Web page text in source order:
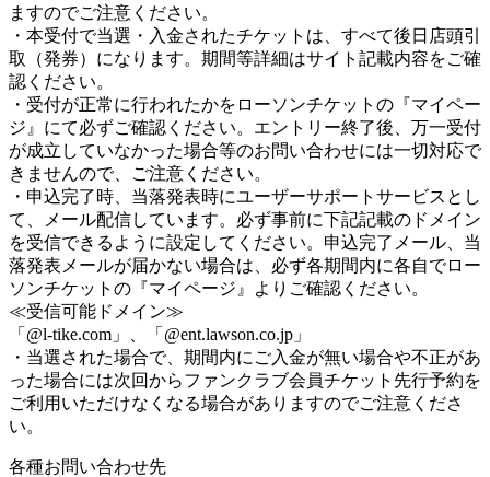
ますのでご注意ください。
・本受付で当選・入金されたチケットは、すべて後日店頭引
取（発券）になります。期間等詳細はサイト記載内容をご確
認ください。
・受付が正常に行われたかをローソンチケットの『マイペー
ジ』にて必ずご確認ください。エントリー終了後、万一受付
が成立していなかった場合等のお問い合わせには一切対応で
きませんので、ご注意ください。
・申込完了時、当落発表時にユーザーサポートサービスとし
て、メール配信しています。必ず事前に下記記載のドメイン
を受信できるように設定してください。申込完了メール、当
落発表メールが届かない場合は、必ず各期間内に各自でロー
ソンチケットの『マイページ』よりご確認ください。
≪受信可能ドメイン≫
「@l-tike.com」、「@ent.lawson.co.jp」
・当選された場合で、期間内にご入金が無い場合や不正があ
った場合には次回からファンクラブ会員チケット先行予約を
ご利用いただけなくなる場合がありますのでご注意くださ
い。
各種お問い合わせ先